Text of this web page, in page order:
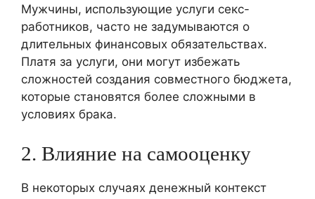
Мужчины, использующие услуги секс-
работников, часто не задумываются о
длительных финансовых обязательствах.
Платя за услуги, они могут избежать
сложностей создания совместного бюджета,
которые становятся более сложными в
условиях брака.
2. Влияние на самооценку
В некоторых случаях денежный контекст